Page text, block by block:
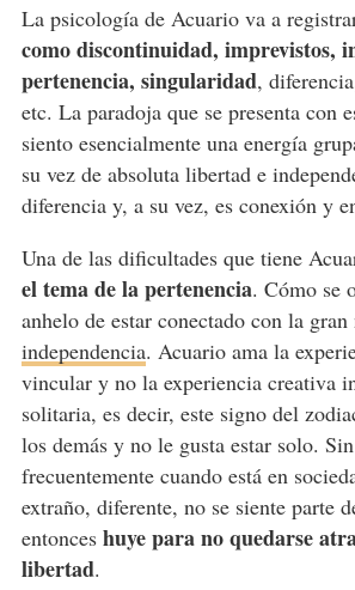
La psicología de Acuario va a
como discontinuidad, imprevistos,
pertenencia, singularidad,
etc. La paradoja que se presenta con
siento esencialmente una energía
su vez de absoluta libertad e
diferencia y, a su vez, es conexión y
Una de las dificultades que tiene
el tema de la pertenencia. Cómo se
anhelo de estar conectado con la gran
independencia. Acuario ama la
vincular y no la experiencia creativa
solitaria, es decir, este signo del
los demás y no le gusta estar solo.
frecuentemente cuando está en
extraño, diferente, no se siente parte
entonces huye para no quedarse
libertad.